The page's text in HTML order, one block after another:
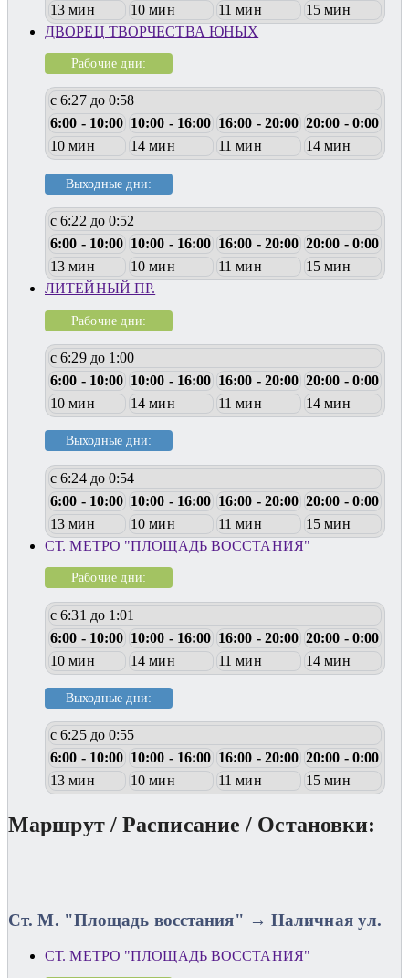
13 мин
10 мин 11 мин
15 мин
ДВОРЕЦ ТВОРЧЕСТВА ЮНЫХ
Рабочие дни:
с 6:27 до 0:58
6:00 - 10:00 10:00 - 16:00 16:00 - 20:00 20:00 - 0:00
10 мин
14 мин 11 мин 14 мин
Выходные дни:
с 6:22 до 0:52
6:00 - 10:00 10:00 - 16:00 16:00 - 20:00 20:00 - 0:00
13 мин
10 мин 11 мин
15 мин
ЛИТЕЙНЫЙ ПР.
Рабочие дни:
с 6:29 до 1:00
6:00 - 10:00 10:00 - 16:00 16:00 - 20:00 20:00 - 0:00
10 мин
14 мин 11 мин 14 мин
Выходные дни:
с 6:24 до 0:54
6:00 - 10:00 10:00 - 16:00 16:00 - 20:00 20:00 - 0:00
13 мин
10 мин 11 мин
15 мин
СТ. МЕТРО "ПЛОЩАДЬ ВОССТАНИЯ"
Рабочие дни:
с 6:31 до 1:01
6:00 - 10:00 10:00 - 16:00 16:00 - 20:00 20:00 - 0:00
10 мин
14 мин 11 мин 14 мин
Выходные дни:
с 6:25 до 0:55
6:00 - 10:00 10:00 - 16:00 16:00 - 20:00 20:00 - 0:00
13 мин
10 мин 11 мин 15 мин
Маршрут / Расписание / Остановки:
Ст. М. "Площадь восстания" → Наличная ул.
СТ. МЕТРО "ПЛОЩАДЬ ВОССТАНИЯ"